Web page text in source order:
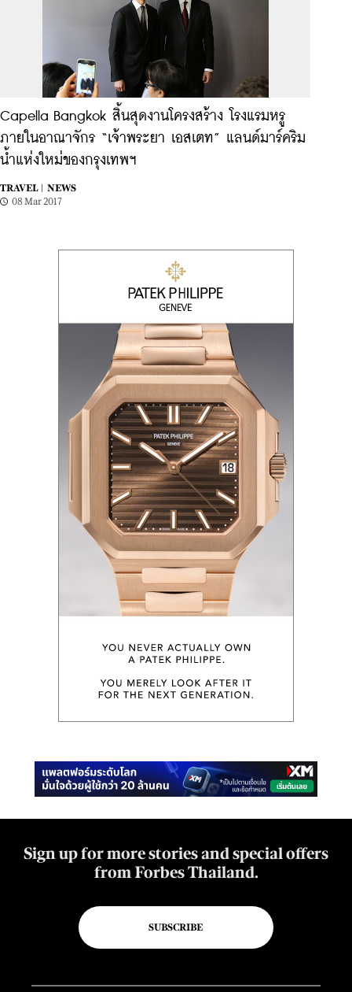
Capella Bangkok สิ้นสุดงานโครงสร้าง โรงแรมหรู
ภายในอาณาจักร “เจ้าพระยา เอสเตท” แลนด์มาร์คริม
น้ำแห่งใหม่ของกรุงเทพฯ
TRAVEL |
NEWS
08 Mar 2017
Sign up for more stories and special offers
from Forbes Thailand.
SUBSCRIBE